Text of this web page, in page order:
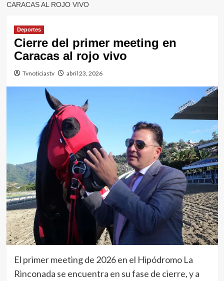
CARACAS AL ROJO VIVO
Deportes
Cierre del primer meeting en
Caracas al rojo vivo
Tvnoticiastv abril 23, 2026
El primer meeting de 2026 en el Hipódromo La
Rinconada se encuentra en su fase de cierre, y a